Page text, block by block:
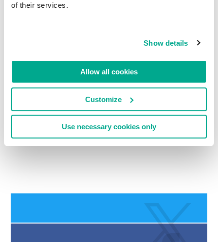
of their services.
Show details
Allow all cookies
Customize
Use necessary cookies only
阅读评论 0
请留言